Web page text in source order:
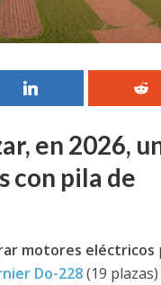
en 2026,
con pila de
motores eléctricos
Do-228(19 plazas)